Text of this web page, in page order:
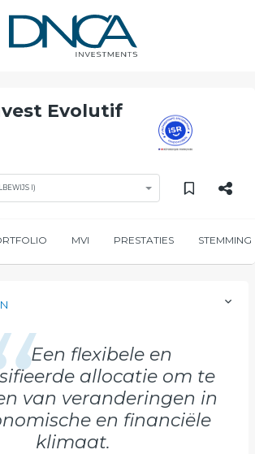
Evolutif
I)
MVI PRESTATIES
Een flexibele en
allocatie om te
van veranderingen in
en financiële
klimaat.